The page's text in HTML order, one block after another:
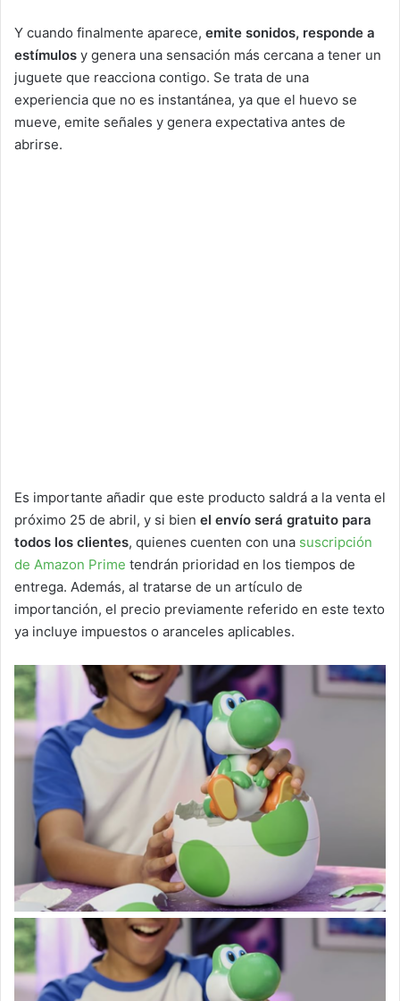
Y cuando finalmente aparece, emite sonidos, responde a
estímulos y genera una sensación más cercana a tener un
juguete que reacciona contigo. Se trata de una
experiencia que no es instantánea, ya que el huevo se
mueve, emite señales y genera expectativa antes de
abrirse.
Es importante añadir que este producto saldrá a la venta el
próximo 25 de abril, y si bien el envío será gratuito para
todos los clientes, quienes cuenten con una suscripción
de Amazon Prime tendrán prioridad en los tiempos de
entrega. Además, al tratarse de un artículo de
importanción, el precio previamente referido en este texto
ya incluye impuestos o aranceles aplicables.